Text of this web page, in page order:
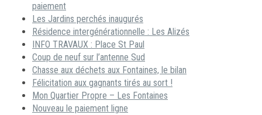
paiement
Les Jardins perchés inaugurés
Résidence intergénérationnelle : Les Alizés
INFO TRAVAUX : Place St Paul
Coup de neuf sur l’antenne Sud
Chasse aux déchets aux Fontaines, le bilan
Félicitation aux gagnants tirés au sort !
Mon Quartier Propre – Les Fontaines
Nouveau le paiement ligne